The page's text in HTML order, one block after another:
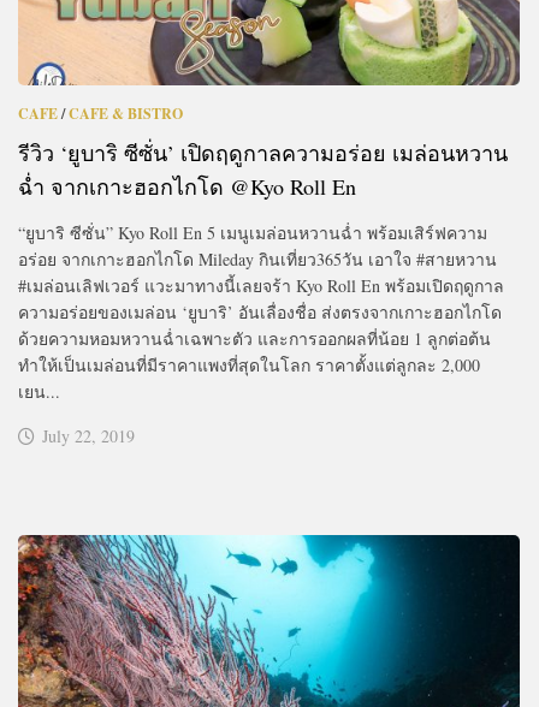
CAFE/CAFE & BISTRO
รีวิว ‘ยูบาริ ซีซั่น’ เปิดฤดูกาลความอร่อย เมล่อนหวาน
ฉ่ำ จากเกาะฮอกไกโด @Kyo Roll En
“ยูบาริ ซีซั่น” Kyo Roll En 5 เมนูเมล่อนหวานฉ่ำ พร้อมเสิร์ฟความ
อร่อย จากเกาะฮอกไกโด Mileday กินเที่ยว365วัน เอาใจ #สายหวาน
#เมล่อนเลิฟเวอร์ แวะมาทางนี้เลยจร้า Kyo Roll En พร้อมเปิดฤดูกาล
ความอร่อยของเมล่อน ‘ยูบาริ’ อันเลื่องชื่อ ส่งตรงจากเกาะฮอกไกโด
ด้วยความหอมหวานฉ่ำเฉพาะตัว และการออกผลที่น้อย 1 ลูกต่อต้น
ทำให้เป็นเมล่อนที่มีราคาแพงที่สุดในโลก ราคาตั้งแต่ลูกละ 2,000
เยน...
July 22, 2019